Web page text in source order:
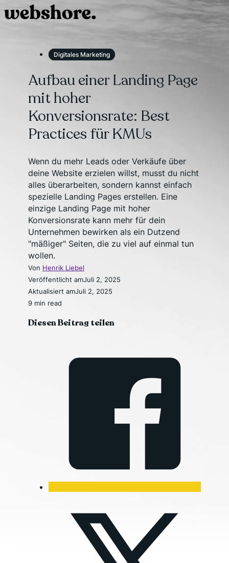
Digitales Marketing
Aufbau einer Landing Page
mit hoher
Konversionsrate: Best
Practices für KMUs
Wenn du mehr Leads oder Verkäufe über
deine Website erzielen willst, musst du nicht
alles überarbeiten, sondern kannst einfach
spezielle Landing Pages erstellen. Eine
einzige Landing Page mit hoher
Konversionsrate kann mehr für dein
Unternehmen bewirken als ein Dutzend
"mäßiger" Seiten, die zu viel auf einmal tun
wollen.
Von Henrik Liebel
Veröffentlicht amJuli 2, 2025
Aktualisiert amJuli 2, 2025
9 min read
Diesen Beitrag teilen